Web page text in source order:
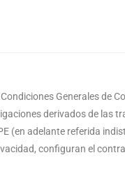
Generales de
derivados de las
(en adelante referida
configuran el